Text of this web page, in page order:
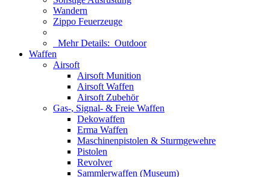
Wandern
Zippo Feuerzeuge
Mehr Details: Outdoor
Waffen
Airsoft
Airsoft Munition
Airsoft Waffen
Airsoft Zubehör
Gas-, Signal- & Freie Waffen
Dekowaffen
Erma Waffen
Maschinenpistolen & Sturmgewehre
Pistolen
Revolver
Sammlerwaffen (Museum)